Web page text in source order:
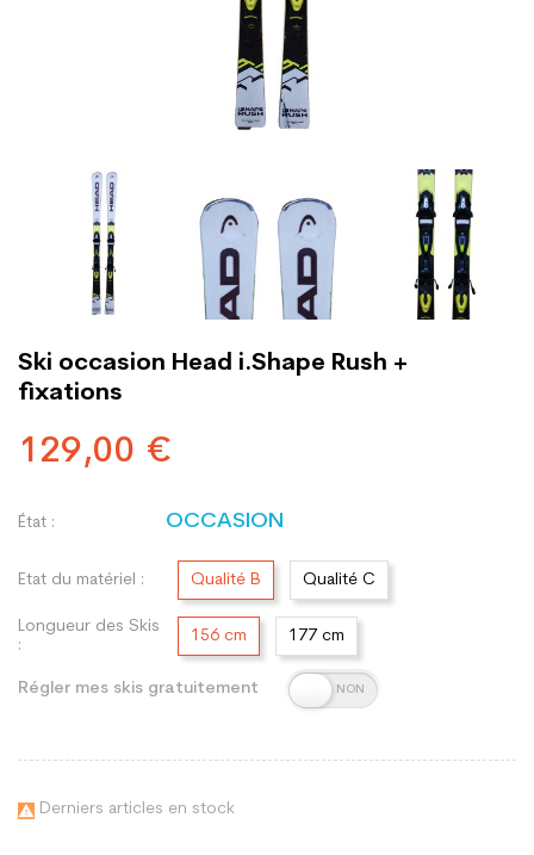
Ski occasion Head i.Shape Rush +
fixations
129,00 €
État : OCCASION
Etat du matériel : Qualité B Qualité C
Longueur des Skis
:
156 cm 177 cm
Régler mes skis gratuitement
 Derniers articles en stock